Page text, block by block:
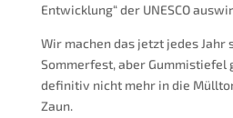
Entwicklung“ der UNESCO
Wir machen das jetzt jedes Jahr
Sommerfest, aber Gummistiefel
definitiv nicht mehr in die
Zaun.